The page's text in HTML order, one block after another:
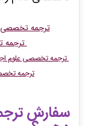
ترجمه
ترجمه
ترجمه تخصصی علوم
ترجمه
سفارش